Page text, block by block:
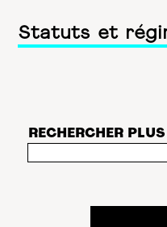
Statuts et
RECHERCHER